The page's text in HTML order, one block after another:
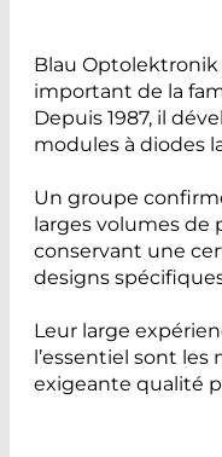
Blau
important de la
Depuis 1987, il
modules à diodes
Un groupe
larges volumes de
conservant une
designs
Leur large
l’essentiel sont les
exigeante qualité